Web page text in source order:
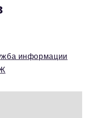
информации